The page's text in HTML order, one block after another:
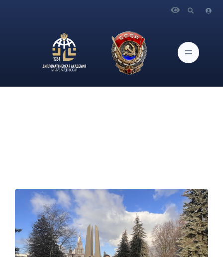
по памятникам героям-ополченцам